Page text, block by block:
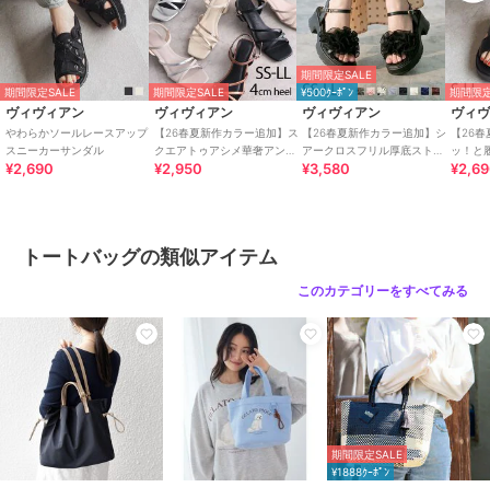
期間限定SALE
ヴィヴィアン
やわらかソールレースアップ
スニーカーサンダル
¥2,690
期間限定SALE
ヴィヴィアン
【26春夏新作カラー追加】ス
クエアトゥアシメ華奢アンク
ルストラップサンダル
¥2,950
期間限定SALE
¥500ｸｰﾎﾟﾝ
ヴィヴィアン
【26春夏新作カラー追加】シ
アークロスフリル厚底ストラ
ップサンダル
¥3,580
期間限
ヴィ
【26
ッ！と
トクロ
トートバッグの類似アイテム
このカテゴリーをすべてみる
期間限定SALE
¥1888ｸｰﾎﾟﾝ